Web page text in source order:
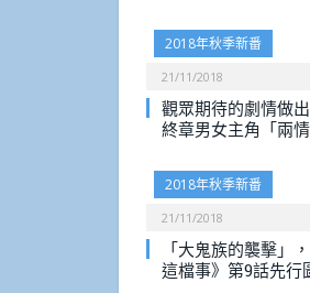
2018年秋季新番
21/11/2018
觀眾期待的劇情做
終章男女主角「兩
2018年秋季新番
21/11/2018
「大鬼族的襲擊」
這檔事》第9話先行